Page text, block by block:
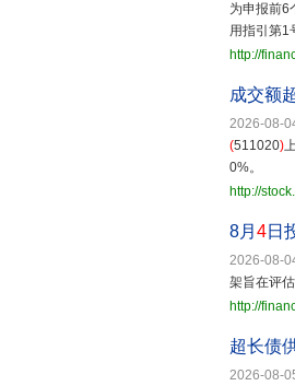
为申报前6
用指引第1
http://
成交额
2026-08-
(511020)
0%。
http://
8月 4日
2026-08-
架旨在评
http://
超长债
2026-08-